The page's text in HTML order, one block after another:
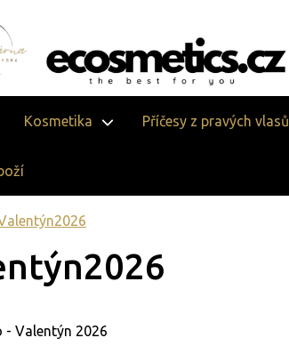
Kosmetika Příčesy z pravých vlasů
- Valentýn 2026